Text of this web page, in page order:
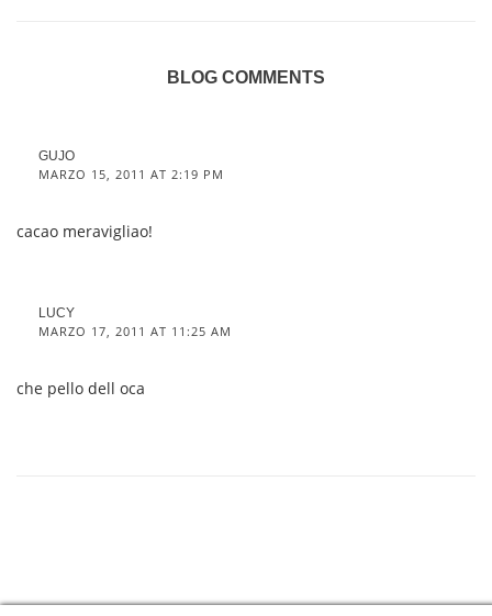
BLOG COMMENTS
GUJO
MARZO 15, 2011 AT 2:19 PM
cacao meravigliao!
LUCY
MARZO 17, 2011 AT 11:25 AM
che pello dell oca